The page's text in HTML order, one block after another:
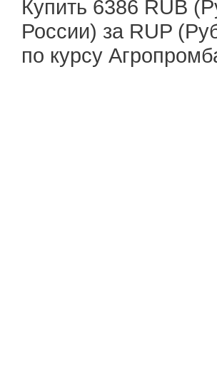
Купить 6386 RUB
России) за RUP
по курсу